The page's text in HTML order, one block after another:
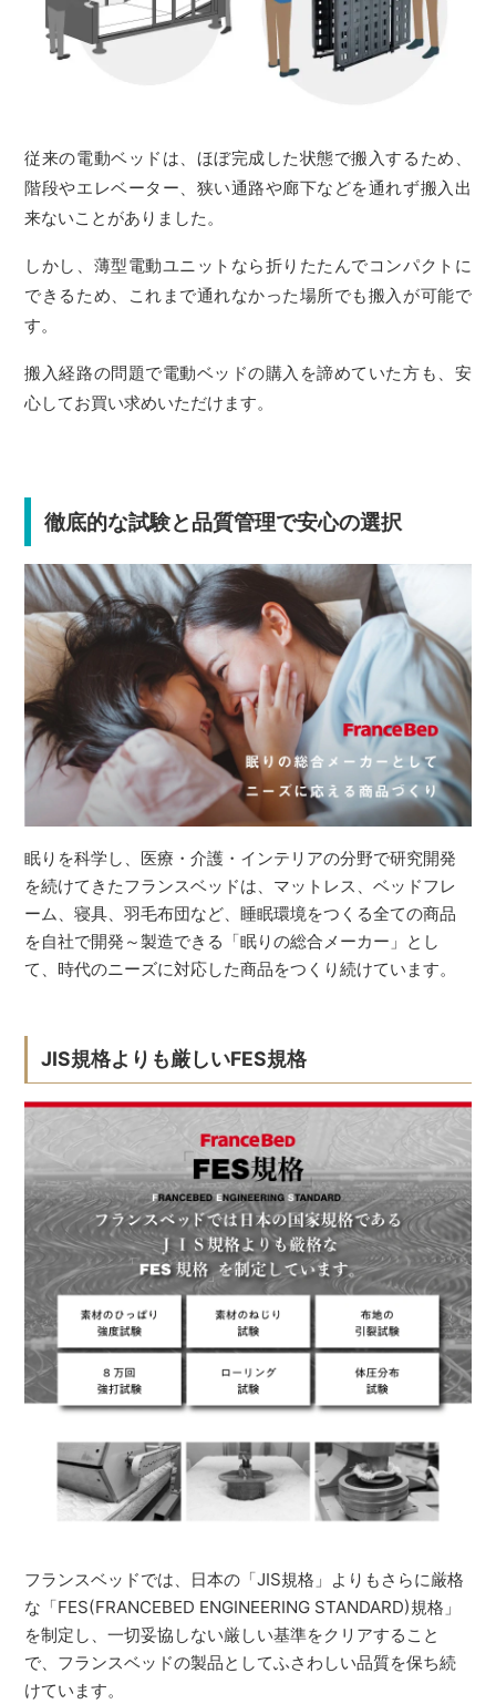
従来の電動ベッドは、ほぼ完成した状態で搬入するため、
階段やエレベーター、狭い通路や廊下などを通れず搬入出
来ないことがありました。
しかし、薄型電動ユニットなら折りたたんでコンパクトに
できるため、これまで通れなかった場所でも搬入が可能で
す。
搬入経路の問題で電動ベッドの購入を諦めていた方も、安
心してお買い求めいただけます。
徹底的な試験と品質管理で安心の選択
眠りを科学し、医療・介護・インテリアの分野で研究開発
を続けてきたフランスベッドは、マットレス、ベッドフレ
ーム、寝具、羽毛布団など、睡眠環境をつくる全ての商品
を自社で開発～製造できる「眠りの総合メーカー」とし
て、時代のニーズに対応した商品をつくり続けています。
JIS規格よりも厳しいFES規格
フランスベッドでは、日本の「JIS規格」よりもさらに厳格
な「FES(FRANCEBED ENGINEERING STANDARD)規格」
を制定し、一切妥協しない厳しい基準をクリアすること
で、フランスベッドの製品としてふさわしい品質を保ち続
けています。